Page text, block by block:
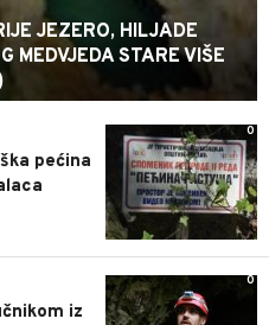
JEZERO, HILJADE
MEDVJEDA STARE VIŠE
0
pećina
0
iz